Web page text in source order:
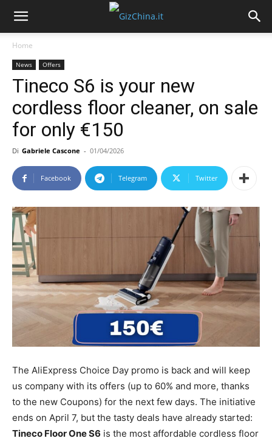
Home
News Offers
Tineco S6 is your new
cordless floor cleaner, on sale
for only €150
Di Gabriele Cascone - 01/04/2026
Facebook Telegram Twitter
The AliExpress Choice Day promo is back and will keep
us company with its offers (up to 60% and more, thanks
to the new Coupons) for the next few days. The initiative
ends on April 7, but the tasty deals have already started:
Tineco Floor One S6 is the most affordable cordless floor